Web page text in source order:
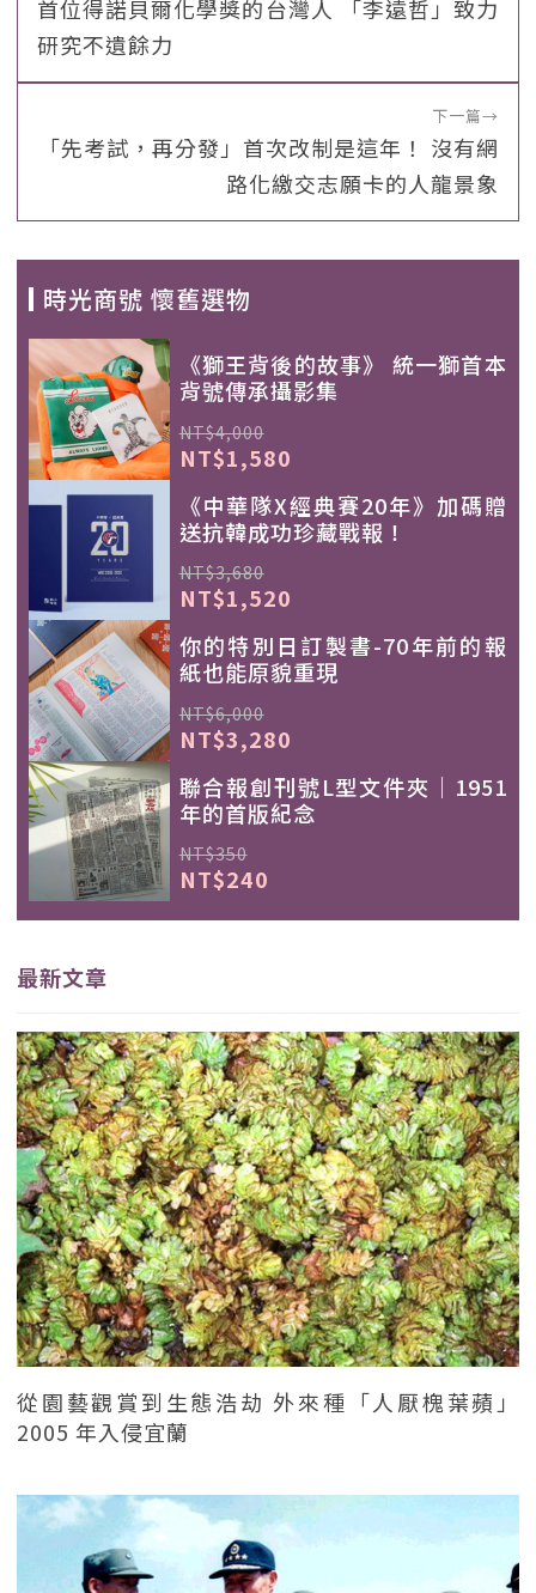
首位得諾貝爾化學獎的台灣人 「李遠哲」致力
研究不遺餘力
下一篇→
「先考試，再分發」首次改制是這年！ 沒有網
路化繳交志願卡的人龍景象
時光商號 懷舊選物
《獅王背後的故事》 統一獅首本
背號傳承攝影集
NT$4,000
NT$1,580
《中華隊X經典賽20年》加碼贈
送抗韓成功珍藏戰報！
NT$3,680
NT$1,520
你的特別日訂製書-70年前的報
紙也能原貌重現
NT$6,000
NT$3,280
聯合報創刊號L型文件夾｜1951
年的首版紀念
NT$350
NT$240
最新文章
從園藝觀賞到生態浩劫 外來種「人厭槐葉蘋」
2005 年入侵宜蘭